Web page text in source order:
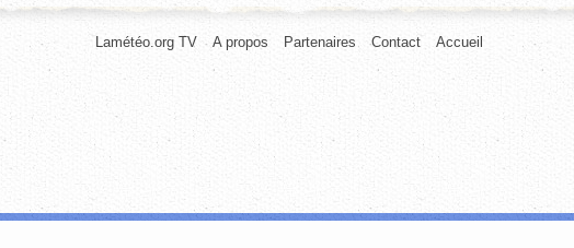
Accueil
Contact
Partenaires
A propos
Lamétéo.org TV